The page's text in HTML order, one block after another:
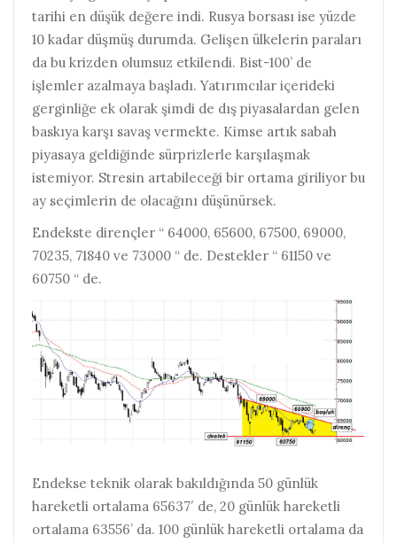
tarihi en düşük değere indi. Rusya borsası ise yüzde
10 kadar düşmüş durumda. Gelişen ülkelerin paraları
da bu krizden olumsuz etkilendi. Bist-100’ de
işlemler azalmaya başladı. Yatırımcılar içerideki
gerginliğe ek olarak şimdi de dış piyasalardan gelen
baskıya karşı savaş vermekte. Kimse artık sabah
piyasaya geldiğinde sürprizlerle karşılaşmak
istemiyor. Stresin artabileceği bir ortama giriliyor bu
ay seçimlerin de olacağını düşünürsek.
Endekste dirençler “ 64000, 65600, 67500, 69000,
70235, 71840 ve 73000 “ de. Destekler “ 61150 ve
60750 “ de.
Endekse teknik olarak bakıldığında 50 günlük
hareketli ortalama 65637′ de, 20 günlük hareketli
ortalama 63556’ da. 100 günlük hareketli ortalama da